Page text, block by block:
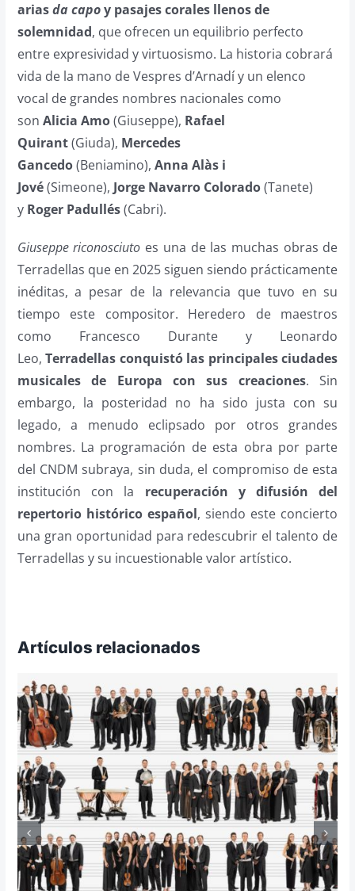
ariasda capoy pasajes corales llenos de
solemnidad, que ofrecen un equilibrio perfecto
entre expresividad y virtuosismo. La historia cobrará
vida de la mano de Vespres d’Arnadí y un elenco
vocal de grandes nombres nacionales como
son Alicia Amo(Giuseppe), Rafael
Quirant(Giuda), Mercedes
Gancedo(Beniamino), Anna Alàs i
Jové(Simeone), Jorge Navarro Colorado(Tanete)
y Roger Padullés(Cabri).
Giuseppe riconosciuto es una de las muchas obras de
Terradellas que en 2025 siguen siendo prácticamente
inéditas, a pesar de la relevancia que tuvo en su
tiempo este compositor. Heredero de maestros
como Francesco Durante y Leonardo
Leo,Terradellas conquistó las principales ciudades
musicales de Europa con sus creaciones. Sin
embargo, la posteridad no ha sido justa con su
legado, a menudo eclipsado por otros grandes
nombres. La programación de esta obra por parte
del CNDM subraya, sin duda, el compromiso de esta
institución con la recuperación y difusión del
repertorio histórico español, siendo este concierto
una gran oportunidad para redescubrir el talento de
Terradellas y su incuestionable valor artístico.
Artículos relacionados